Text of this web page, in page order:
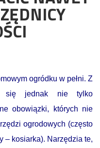
ogródku w pełni. Z
się jednak nie tylko
obowiązki, których nie
ogrodowych (często
– kosiarka). Narzędzia te,